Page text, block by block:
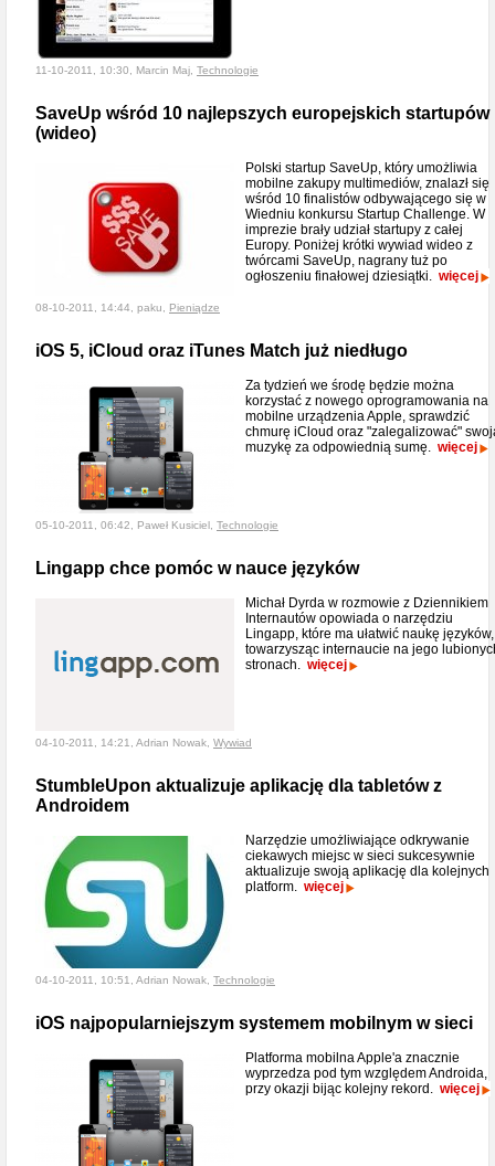
11-10-2011, 10:30, Marcin Maj, Technologie
SaveUp wśród 10 najlepszych europejskich startupów
(wideo)
Polski startup SaveUp, który umożliwia
mobilne zakupy multimediów, znalazł się
wśród 10 finalistów odbywającego się w
Wiedniu konkursu Startup Challenge. W
imprezie brały udział startupy z całej
Europy. Poniżej krótki wywiad wideo z
twórcami SaveUp, nagrany tuż po
ogłoszeniu finałowej dziesiątki. więcej
08-10-2011, 14:44, paku, Pieniądze
iOS 5, iCloud oraz iTunes Match już niedługo
Za tydzień we środę będzie można
korzystać z nowego oprogramowania na
mobilne urządzenia Apple, sprawdzić
chmurę iCloud oraz "zalegalizować"
muzykę za odpowiednią sumę. więcej
05-10-2011, 06:42, Paweł Kusiciel, Technologie
Lingapp chce pomóc w nauce języków
Michał Dyrda w rozmowie z Dziennikiem
Internautów opowiada o narzędziu
Lingapp, które ma ułatwić naukę języków,
towarzysząc internaucie na jego
stronach. więcej
04-10-2011, 14:21, Adrian Nowak, Wywiad
StumbleUpon aktualizuje aplikację dla tabletów z
Androidem
Narzędzie umożliwiające odkrywanie
ciekawych miejsc w sieci sukcesywnie
aktualizuje swoją aplikację dla kolejnych
platform. więcej
04-10-2011, 10:51, Adrian Nowak, Technologie
iOS najpopularniejszym systemem mobilnym w sieci
Platforma mobilna Apple'a znacznie
wyprzedza pod tym względem Androida,
przy okazji bijąc kolejny rekord. więcej